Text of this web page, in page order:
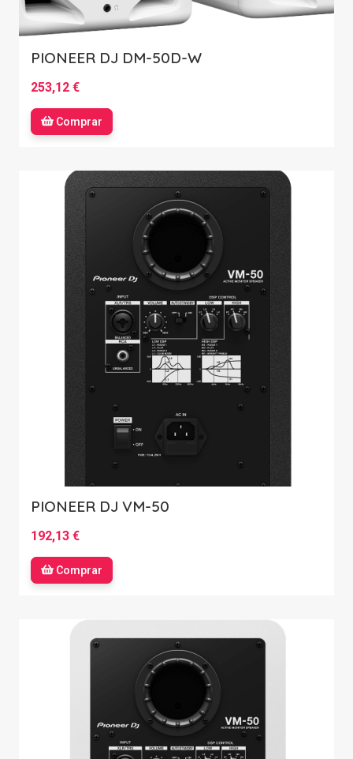
PIONEER DJ DM-50D-W
253,12 €
Comprar
PIONEER DJ VM-50
192,13 €
Comprar